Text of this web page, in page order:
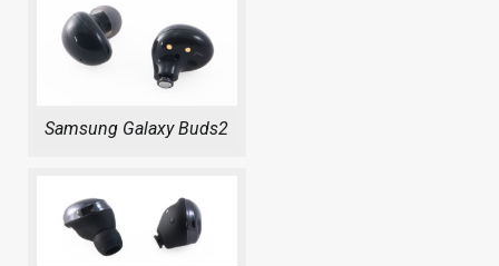
Samsung Galaxy Buds2